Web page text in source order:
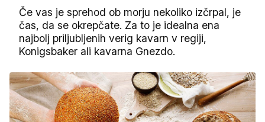
Če vas je sprehod ob morju nekoliko izčrpal, je
čas, da se okrepčate. Za to je idealna ena
najbolj priljubljenih verig kavarn v regiji,
Konigsbaker ali kavarna Gnezdo.